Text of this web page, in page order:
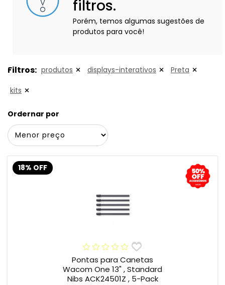
filtros.
Porém, temos algumas sugestões de
produtos para você!
Filtros: produtos displays-interativos Preta
kits
Ordernar por
18% OFF
Pontas para Canetas
Wacom One 13" , Standard
Nibs ACK24501Z , 5-Pack